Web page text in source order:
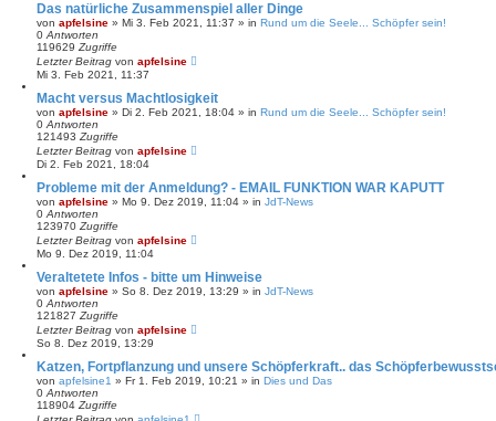
Das natürliche Zusammenspiel aller Dinge
von apfelsine » Mi 3. Feb 2021, 11:37 » in Rund um die Seele... Schöpfer sein!
0 Antworten
119629 Zugriffe
Letzter Beitrag von apfelsine
Mi 3. Feb 2021, 11:37
Macht versus Machtlosigkeit
von apfelsine » Di 2. Feb 2021, 18:04 » in Rund um die Seele... Schöpfer sein!
0 Antworten
121493 Zugriffe
Letzter Beitrag von apfelsine
Di 2. Feb 2021, 18:04
Probleme mit der Anmeldung? - EMAIL FUNKTION WAR KAPUTT
von apfelsine » Mo 9. Dez 2019, 11:04 » in JdT-News
0 Antworten
123970 Zugriffe
Letzter Beitrag von apfelsine
Mo 9. Dez 2019, 11:04
Veraltetete Infos - bitte um Hinweise
von apfelsine » So 8. Dez 2019, 13:29 » in JdT-News
0 Antworten
121827 Zugriffe
Letzter Beitrag von apfelsine
So 8. Dez 2019, 13:29
Katzen, Fortpflanzung und unsere Schöpferkraft.. das
von apfelsine1 » Fr 1. Feb 2019, 10:21 » in Dies und Das
0 Antworten
118904 Zugriffe